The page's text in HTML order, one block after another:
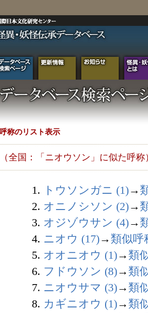
呼称のリスト表示
（全国：「ニオウソン」に似た呼称
1. トウソンガニ (1)→
2. オニノシソン (2)→
3. オジゾウサン (4)→
4. ニオウ (17)→ 類似呼
5. オオニオウ (1)→ 類
6. フドウソン (8)→ 類
7. ニオウサマ (3)→ 類
8. カギニオウ (1)→ 類